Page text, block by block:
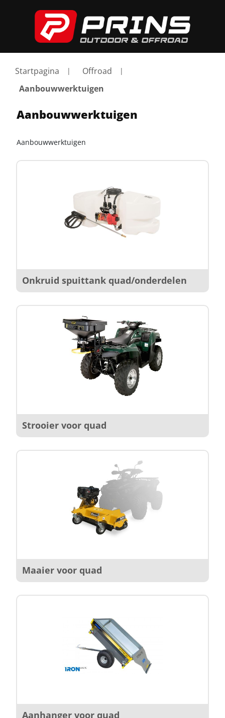
Startpagina
Offroad
Aanbouwwerktuigen
Aanbouwwerktuigen
Aanbouwwerktuigen
Onkruid spuittank quad/onderdelen
Strooier voor quad
Maaier voor quad
Aanhanger voor quad